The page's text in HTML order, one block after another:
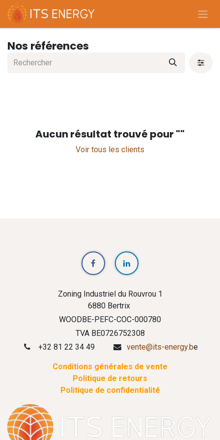
Se rendre au contenu
Nos références
Aucun résultat trouvé pour ""
Voir tous les clients
Zoning Industriel du Rouvrou 1
6880 Bertrix
WOODBE-PEFC-COC-000780
TVA BE0726752308
+32 81 22 34 49
vente@its-energy.be
Conditions générales de vente
Politique de retours
Politique de confidentialité